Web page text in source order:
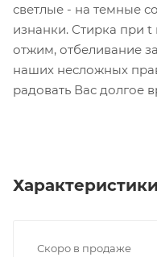
светлые - на темные
изнанки. Стирка при
отжим, отбеливание
наших несложных
радовать Вас долгое
Характеристики
Скоро в продаже